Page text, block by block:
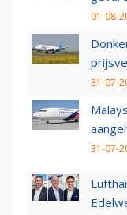
01-08-
31-07-
31-07-